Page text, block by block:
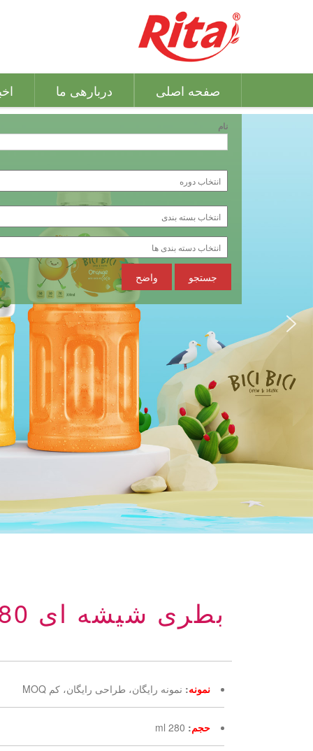
صفحه اصلی دربارهی ما
نام
جستجو واضح
نمونه: نمونه رایگان، طراحی رایگان، کم MOQ
حجم:
280 ml